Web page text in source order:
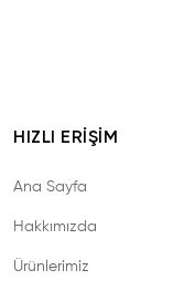
HIZLI ERIŞIM
Ana Sayfa
Hakkımızda
Ürünlerimiz